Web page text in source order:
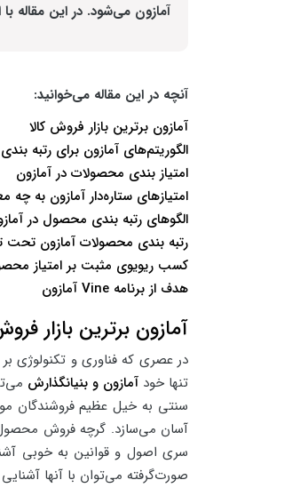
آمازون می‌شود. در این مقاله
آنچه در این مقاله می‌خوانید:
آمازون برترین بازار فروش کالا
الگوریتم‌های آمازون برای رتبه
امتیاز بندی محصولات در آمازون
امتیازهای ستاره‌دار آمازون به چه
الگوهای رتبه بندی محصول در
رتبه بندی محصولات آمازون تحت
کسب ریویوی مثبت بر امتیاز
هدف از برنامه Vine آمازون
آمازون برترین بازار
در عصری که فناوری و تکنولوژی بر
تنها خود آمازون و بنیانگذارش
سنتی به خیل عظیم فروشندگان
آسان می‌سازد. گرچه فروش محصول
سری اصول و قوانین به خوبی
صورت‌گرفته می‌توان با آنها